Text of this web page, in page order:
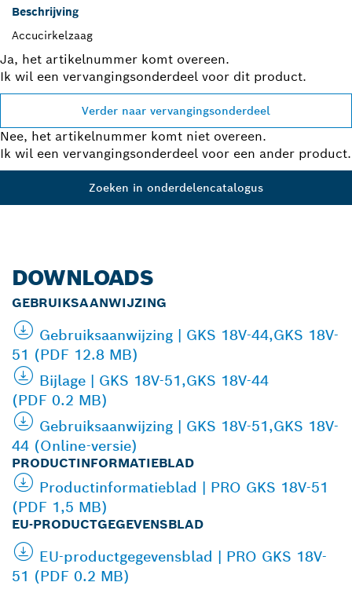
Beschrijving
Accucirkelzaag
Ja, het artikelnummer komt overeen.
Ik wil een vervangingsonderdeel voor dit product.
Verder naar vervangingsonderdeel
Nee, het artikelnummer komt niet overeen.
Ik wil een vervangingsonderdeel voor een ander product.
Zoeken in onderdelencatalogus
DOWNLOADS
GEBRUIKSAANWIJZING
Gebruiksaanwijzing | GKS 18V-44,GKS 18V-
51 (PDF 12.8 MB)
Bijlage | GKS 18V-51,GKS 18V-44
(PDF 0.2 MB)
Gebruiksaanwijzing | GKS 18V-51,GKS 18V-
44 (Online-versie)
PRODUCTINFORMATIEBLAD
Productinformatieblad | PRO GKS 18V-51
(PDF 1,5 MB)
EU-PRODUCTGEGEVENSBLAD
EU-productgegevensblad | PRO GKS 18V-
51 (PDF 0.2 MB)